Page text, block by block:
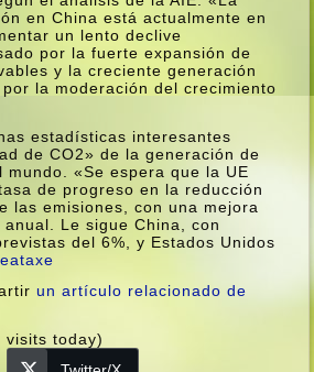
en China está actualmente en
un lento declive
por la fuerte expansión de
y la creciente generación
la moderación del crecimiento
estadí­sticas interesantes
de CO2» de la generación de
«Se espera que la UE
de progreso en la reducción
las emisiones, con una mejora
Le sigue China, con
del 6%, y Estados Unidos
un artí­culo relacionado de
visits today)